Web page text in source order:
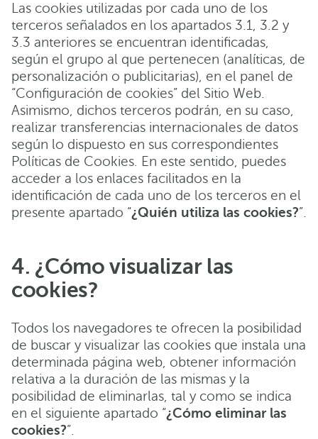
Las cookies utilizadas por cada uno de los
terceros señalados en los apartados 3.1, 3.2 y
3.3 anteriores se encuentran identificadas,
según el grupo al que pertenecen (analíticas, de
personalización o publicitarias), en el panel de
“Configuración de cookies” del Sitio Web.
Asimismo, dichos terceros podrán, en su caso,
realizar transferencias internacionales de datos
según lo dispuesto en sus correspondientes
Políticas de Cookies. En este sentido, puedes
acceder a los enlaces facilitados en la
identificación de cada uno de los terceros en el
presente apartado “¿Quién utiliza las cookies?”.
4. ¿Cómo visualizar las
cookies?
Todos los navegadores te ofrecen la posibilidad
de buscar y visualizar las cookies que instala una
determinada página web, obtener información
relativa a la duración de las mismas y la
posibilidad de eliminarlas, tal y como se indica
en el siguiente apartado “¿Cómo eliminar las
cookies?”.